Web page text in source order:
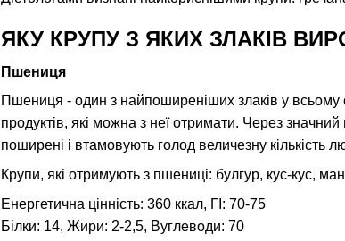
ЯКУ КРУПУ З ЯКИХ ЗЛАКІВ
Пшениця
Пшениця - один з найпоширеніших злаків у всьому
продуктів, які можна з неї отримати. Через
поширені і втамовують голод величезну кількість
Крупи, які отримують з пшениці: булгур, кус-кус,
Енергетична цінність: 360 ккал, ГІ: 70-75
Білки: 14, Жири: 2-2,5, Вуглеводи: 70